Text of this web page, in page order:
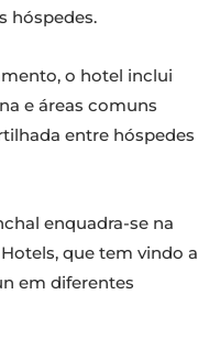
hóspedes.
o hotel inclui
e áreas comuns
entre hóspedes
enquadra-se na
que tem vindo a
em diferentes